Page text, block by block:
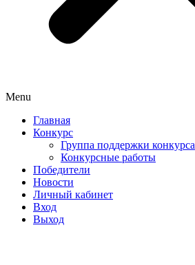
Menu
Главная
Конкурс
Группа поддержки конкурса
Конкурсные работы
Победители
Новости
Личный кабинет
Вход
Выход